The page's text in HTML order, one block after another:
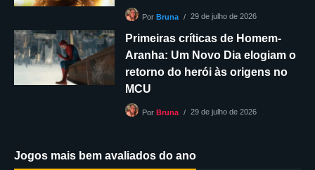
PorBruna 29 de julho de 2026
Primeiras críticas de Homem-
Aranha: Um Novo Dia elogiam o
retorno do herói às origens no
MCU
PorBruna 29 de julho de 2026
Jogos mais bem avaliados do ano